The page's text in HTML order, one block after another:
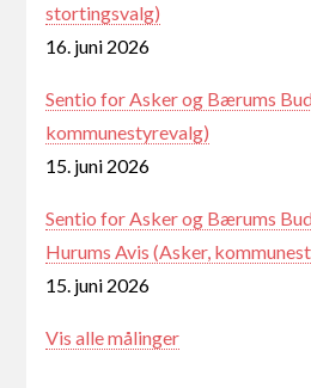
stortingsvalg)
16. juni 2026
Sentio for Asker og Bærums
kommunestyrevalg)
15. juni 2026
Sentio for Asker og Bærums
Hurums Avis (Asker,
15. juni 2026
Vis alle målinger